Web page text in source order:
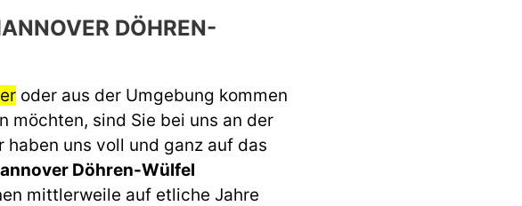
DÖHREN-
oder aus der Umgebung kommen
möchten, sind Sie bei uns an der
haben uns voll und ganz auf das
Döhren-Wülfel
mittlerweile auf etliche Jahre